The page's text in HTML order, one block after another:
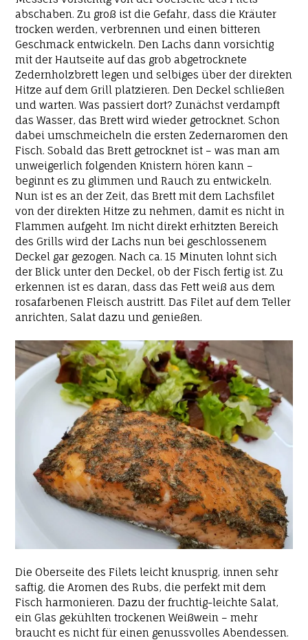
abschaben. Zu groß ist die Gefahr, dass die Kräuter
trocken werden, verbrennen und einen bitteren
Geschmack entwickeln. Den Lachs dann vorsichtig
mit der Hautseite auf das grob abgetrocknete
Zedernholzbrett legen und selbiges über der direkten
Hitze auf dem Grill platzieren. Den Deckel schließen
und warten. Was passiert dort? Zunächst verdampft
das Wasser, das Brett wird wieder getrocknet. Schon
dabei umschmeicheln die ersten Zedernaromen den
Fisch. Sobald das Brett getrocknet ist – was man am
unweigerlich folgenden Knistern hören kann –
beginnt es zu glimmen und Rauch zu entwickeln.
Nun ist es an der Zeit, das Brett mit dem Lachsfilet
von der direkten Hitze zu nehmen, damit es nicht in
Flammen aufgeht. Im nicht direkt erhitzten Bereich
des Grills wird der Lachs nun bei geschlossenem
Deckel gar gezogen. Nach ca. 15 Minuten lohnt sich
der Blick unter den Deckel, ob der Fisch fertig ist. Zu
erkennen ist es daran, dass das Fett weiß aus dem
rosafarbenen Fleisch austritt. Das Filet auf dem Teller
anrichten, Salat dazu und genießen.
Die Oberseite des Filets leicht knusprig, innen sehr
saftig, die Aromen des Rubs, die perfekt mit dem
Fisch harmonieren. Dazu der fruchtig-leichte Salat,
ein Glas gekühlten trockenen Weißwein – mehr
braucht es nicht für einen genussvolles Abendessen.